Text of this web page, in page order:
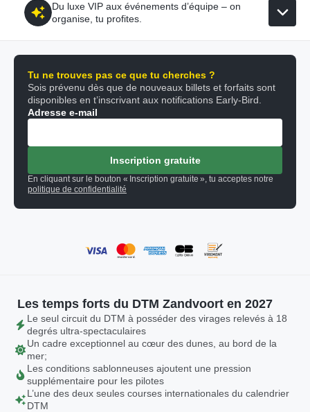
Du luxe VIP aux événements d’équipe – on
organise, tu profites.
Tu ne trouves pas ce que tu cherches ?
Sois prévenu dès que de nouveaux billets et forfaits sont
disponibles en t’inscrivant aux notifications Early-Bird.
Adresse e-mail
Inscription gratuite
En cliquant sur le bouton « Inscription gratuite », tu acceptes notre
politique de confidentialité
Les temps forts du DTM Zandvoort en 2027
Le seul circuit du DTM à posséder des virages relevés à 18
degrés ultra-spectaculaires
Un cadre exceptionnel au cœur des dunes, au bord de la
mer;
Les conditions sablonneuses ajoutent une pression
supplémentaire pour les pilotes
L’une des deux seules courses internationales du calendrier
DTM